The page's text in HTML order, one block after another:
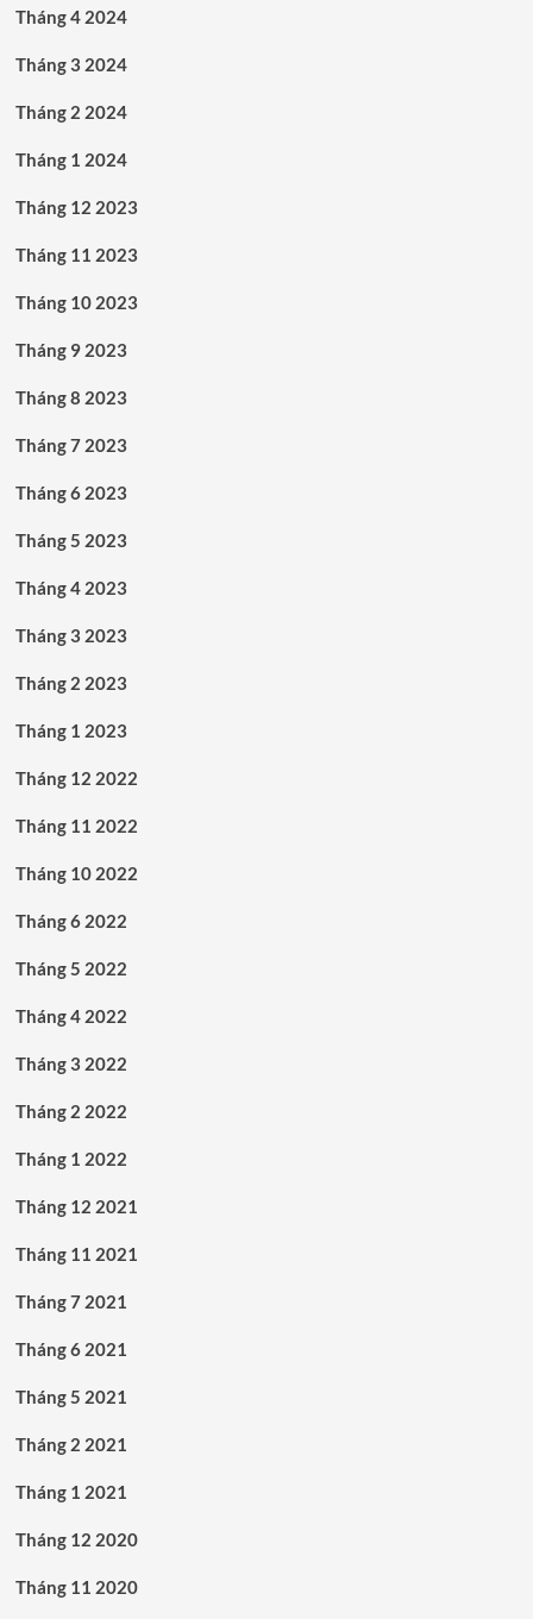
Tháng 4 2024
Tháng 3 2024
Tháng 2 2024
Tháng 1 2024
Tháng 12 2023
Tháng 11 2023
Tháng 10 2023
Tháng 9 2023
Tháng 8 2023
Tháng 7 2023
Tháng 6 2023
Tháng 5 2023
Tháng 4 2023
Tháng 3 2023
Tháng 2 2023
Tháng 1 2023
Tháng 12 2022
Tháng 11 2022
Tháng 10 2022
Tháng 6 2022
Tháng 5 2022
Tháng 4 2022
Tháng 3 2022
Tháng 2 2022
Tháng 1 2022
Tháng 12 2021
Tháng 11 2021
Tháng 7 2021
Tháng 6 2021
Tháng 5 2021
Tháng 2 2021
Tháng 1 2021
Tháng 12 2020
Tháng 11 2020